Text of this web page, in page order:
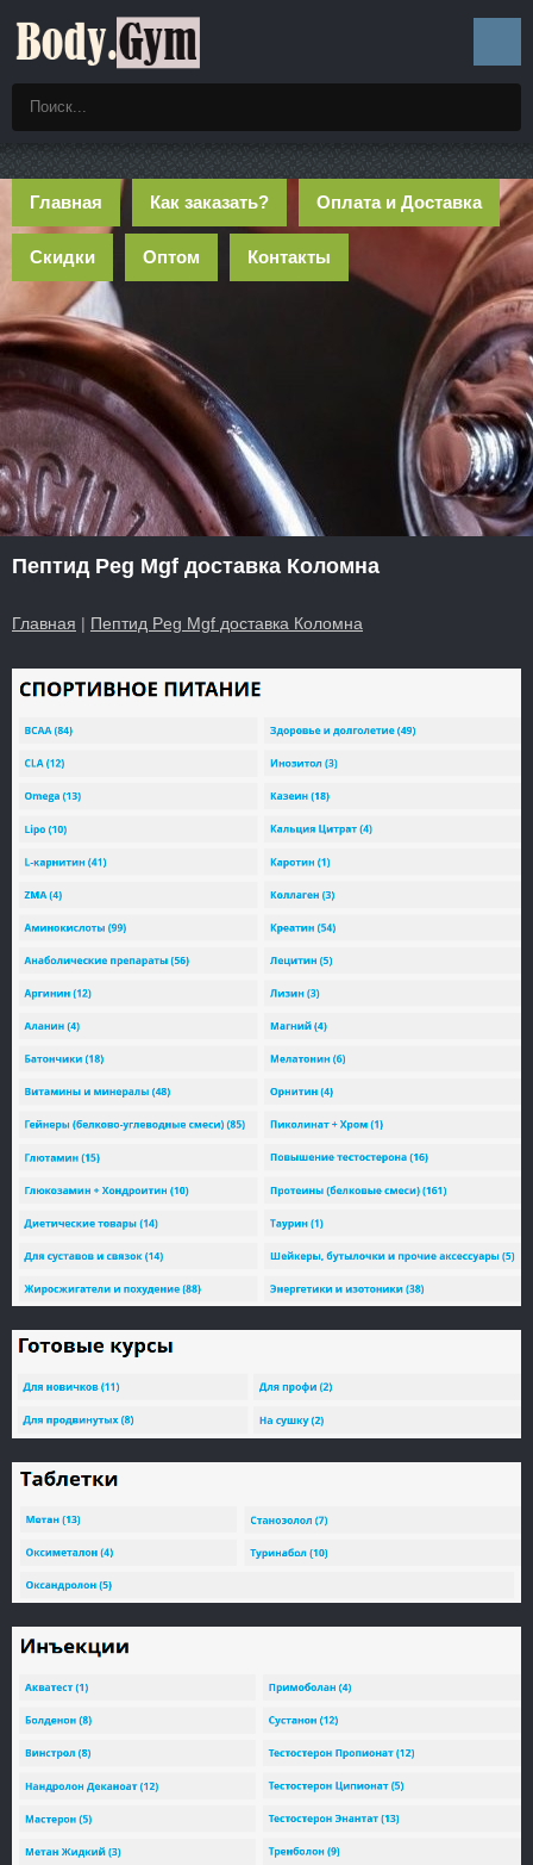
Главная Как заказать? Оплата и Доставка
Скидки Оптом Контакты
Пептид Peg Mgf доставка Коломна
Главная | Пептид Peg Mgf доставка Коломна